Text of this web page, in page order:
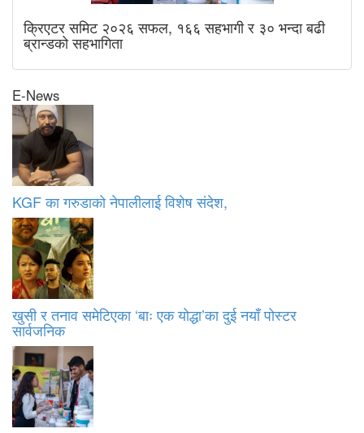
क्रिएटर समिट २०२६ सफल, १६६ सहभागी र ३० भन्दा बढी
ब्रान्डको सहभागिता
E-News
KGF का गरुडाको नेपालीलाई विशेष संदेश,
खुसी र तनाव समेटिएका ‘बाः एक योद्धा’का दुई नयाँ पोस्टर
सार्वजनिक